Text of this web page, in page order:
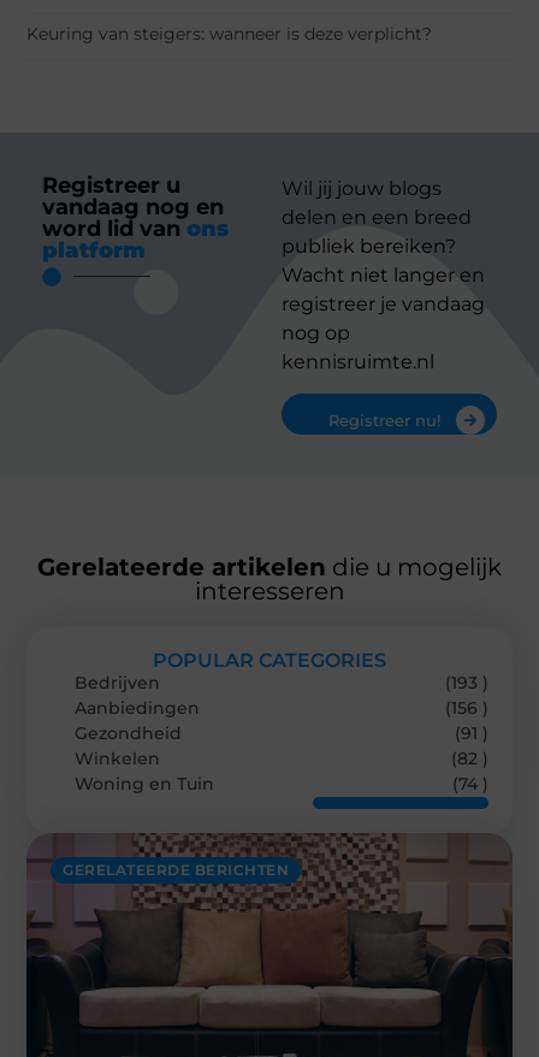
Keuring van steigers: wanneer is deze verplicht?
Registreer u
vandaag nog en
word lid van ons
platform
Wil jij jouw blogs
delen en een breed
publiek bereiken?
Wacht niet langer en
registreer je vandaag
nog op
kennisruimte.nl
Registreer nu!
Gerelateerde artikelen die u mogelijk
interesseren
GERELATEERDE BERICHTEN
POPULAR CATEGORIES
Bedrijven
(193 )
Aanbiedingen
(156 )
Gezondheid
(91 )
Winkelen
(82 )
Woning en Tuin
(74 )